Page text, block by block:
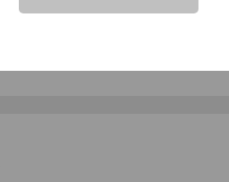
Frage